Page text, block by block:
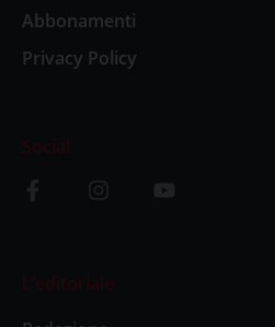
Abbonamenti
Privacy Policy
Social
L’editoriale